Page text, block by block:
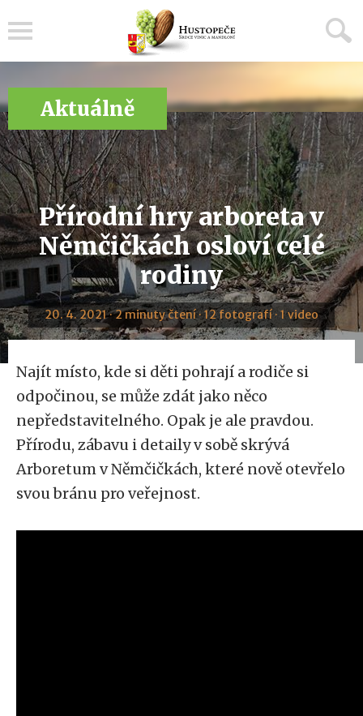
Aktuálně
Přírodní hry arboreta v
Němčičkách osloví celé
rodiny
20. 4. 2021 · 2 minuty čtení · 12 fotografí · 1 video
Najít místo, kde si děti pohrají a rodiče si
odpočinou, se může zdát jako něco
nepředstavitelného. Opak je ale pravdou.
Přírodu, zábavu i detaily v sobě skrývá
Arboretum v Němčičkách, které nově otevřelo
svou bránu pro veřejnost.